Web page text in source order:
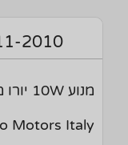
2010
מנוע 10W יורו מוטורס
Motors Italy